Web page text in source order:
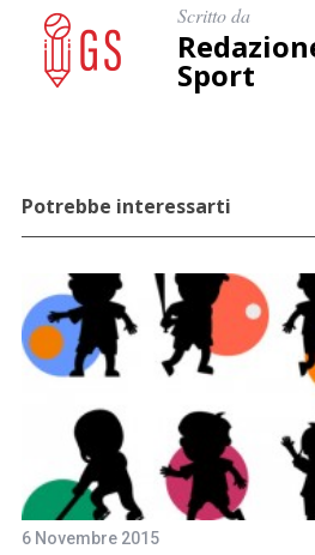
Scritto da
Sport
Potrebbe interessarti
6 Novembre 2015